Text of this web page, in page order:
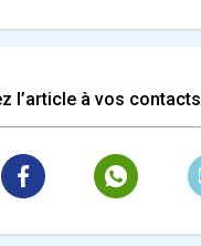
l’article à vos contacts